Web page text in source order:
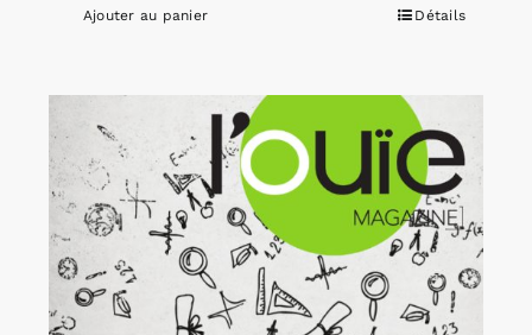
Ajouter au panier Détails